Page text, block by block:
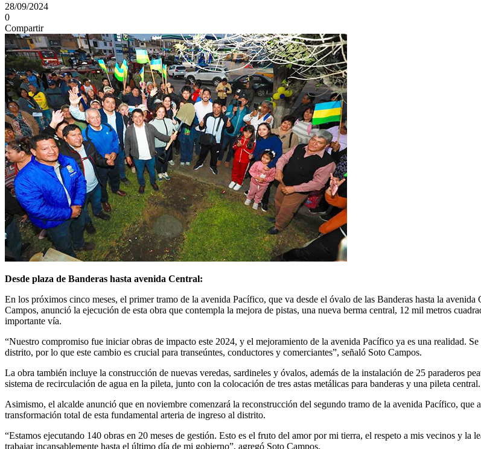
28/09/2024
0
Compartir
Desde plaza de Banderas hasta avenida Central:
En los próximos cinco meses, el primer tramo de la avenida Pacífico, que va desde el óvalo de las Banderas hasta la
Campos, anunció la ejecución de esta obra que contempla la mejora de pistas, una nueva berma central, 12 mil metros
importante vía.
“Nuestro compromiso fue iniciar obras de impacto este 2024, y el mejoramiento de la avenida Pacífico ya es una realidad.
distrito, por lo que este cambio es crucial para transeúntes, conductores y comerciantes”, señaló Soto Campos.
La obra también incluye la construcción de nuevas veredas, sardineles y óvalos, además de la instalación de 25 paraderos
sistema de recirculación de agua en la pileta, junto con la colocación de tres astas metálicas para banderas y una pileta central.
Asimismo, el alcalde anunció que en noviembre comenzará la reconstrucción del segundo tramo de la avenida Pacífico, que
transformación total de esta fundamental arteria de ingreso al distrito.
“Estamos ejecutando 140 obras en 20 meses de gestión. Esto es el fruto del amor por mi tierra, el respeto a mis vecinos y
trabajar incansablemente hasta el último día de mi gobierno”, agregó Soto Campos.